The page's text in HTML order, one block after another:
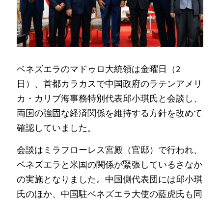
ベネズエラのマドゥロ大統領は金曜日（2
日）、首都カラカスで中国政府のラテンアメリ
カ・カリブ海事務特別代表邱小琪氏と会談し、
両国の強固な経済関係を維持する方針を改めて
確認していました。
会談はミラフローレス宮殿（官邸）で行われ、
ベネズエラと米国の関係が緊張しているさなか
の実施となりました。中国側代表団には邱小琪
氏のほか、中国駐ベネズエラ大使の藍虎氏も同